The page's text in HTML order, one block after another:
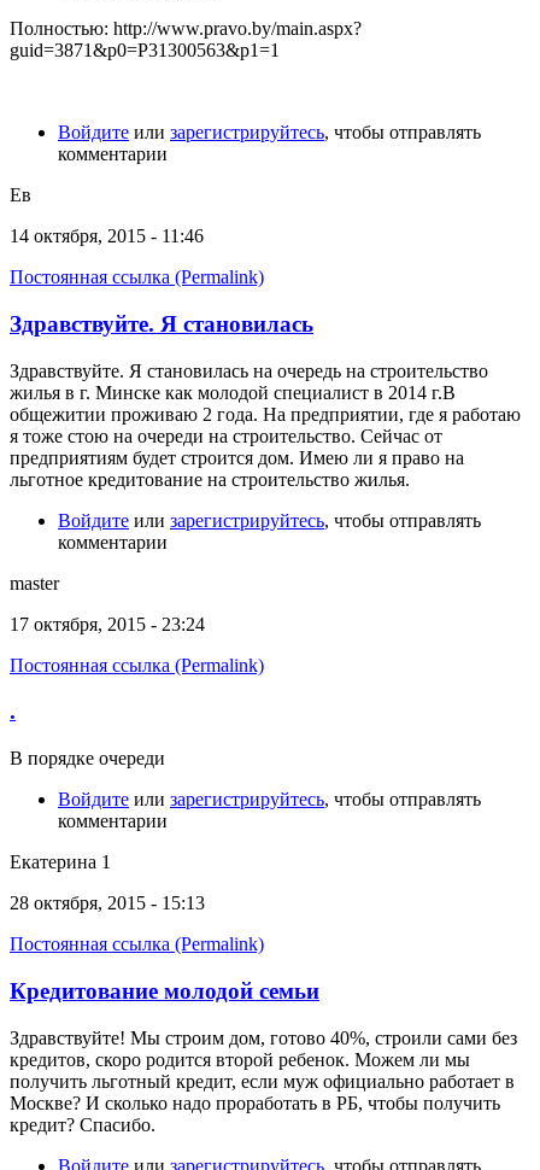
Полностью: http://www.pravo.by/main.aspx?
guid=3871&p0=P31300563&p1=1
Войдите или зарегистрируйтесь, чтобы отправлять
комментарии
Ев
14 октября, 2015 - 11:46
Постоянная ссылка (Permalink)
Здравствуйте. Я становилась
Здравствуйте. Я становилась на очередь на строительство
жилья в г. Минске как молодой специалист в 2014 г.В
общежитии проживаю 2 года. На предприятии, где я работаю
я тоже стою на очереди на строительство. Сейчас от
предприятиям будет строится дом. Имею ли я право на
льготное кредитование на строительство жилья.
Войдите или зарегистрируйтесь, чтобы отправлять
комментарии
master
17 октября, 2015 - 23:24
Постоянная ссылка (Permalink)
.
В порядке очереди
Войдите или зарегистрируйтесь, чтобы отправлять
комментарии
Екатерина 1
28 октября, 2015 - 15:13
Постоянная ссылка (Permalink)
Кредитование молодой семьи
Здравствуйте! Мы строим дом, готово 40%, строили сами без
кредитов, скоро родится второй ребенок. Можем ли мы
получить льготный кредит, если муж официально работает в
Москве? И сколько надо проработать в РБ, чтобы получить
кредит? Спасибо.
Войдите или зарегистрируйтесь , чтобы отправлять